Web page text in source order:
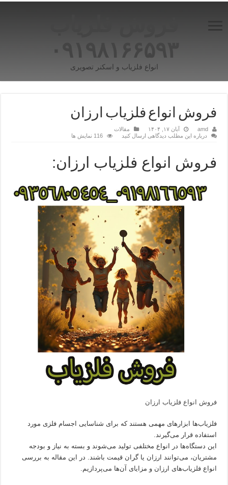
۰۹۱۹۸۱۶۶۵۹۳
انواع فلزیاب و اسکنر تصویری
فروش انواع فلزیاب ارزان
amd آبان ۱۷, ۱۴۰۴
مقالات
درباره این مطلب دیدگاهی ارسال کنید
116 نمایش ها
فروش انواع فلزیاب ارزان:
فروش انواع فلزیاب ارزان
فلزیاب‌ها ابزارهای مهمی هستند که برای شناسایی اجسام فلزی مورد
استفاده قرار می‌گیرند.
این دستگاه‌ها در انواع مختلفی تولید می‌شوند و بسته به نیاز و بودجه
مشتریان، می‌توانند ارزان یا گران قیمت باشند. در این مقاله به بررسی
انواع فلزیاب‌های ارزان و مزایای آن‌ها می‌پردازیم.